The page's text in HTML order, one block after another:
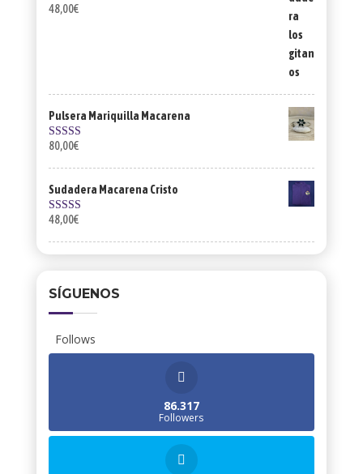
Valorado con
48,00€
Pulsera Mariquilla Macarena
Valorado con
80,00€
Sudadera Macarena Cristo
Valorado con
48,00€
SÍGUENOS
Follows
86.317
Followers